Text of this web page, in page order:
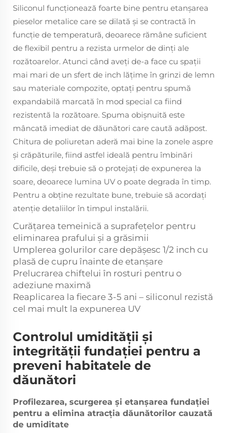
Siliconul funcționează foarte bine pentru etanșarea
pieselor metalice care se dilată și se contractă în
funcție de temperatură, deoarece rămâne suficient
de flexibil pentru a rezista urmelor de dinți ale
rozătoarelor. Atunci când aveți de-a face cu spații
mai mari de un sfert de inch lățime în grinzi de lemn
sau materiale compozite, optați pentru spumă
expandabilă marcată în mod special ca fiind
rezistentă la rozătoare. Spuma obișnuită este
mâncată imediat de dăunători care caută adăpost.
Chitura de poliuretan aderă mai bine la zonele aspre
și crăpăturile, fiind astfel ideală pentru îmbinări
dificile, deși trebuie să o protejați de expunerea la
soare, deoarece lumina UV o poate degrada în timp.
Pentru a obține rezultate bune, trebuie să acordați
atenție detaliilor în timpul instalării.
Curățarea temeinică a suprafețelor pentru
eliminarea prafului și a grăsimii
Umplerea golurilor care depășesc 1/2 inch cu
plasă de cupru înainte de etanșare
Prelucrarea chiftelui în rosturi pentru o
adeziune maximă
Reaplicarea la fiecare 3-5 ani – siliconul rezistă
cel mai mult la expunerea UV
Controlul umidității și
integrității fundației pentru a
preveni habitatele de
dăunători
Profilezarea, scurgerea și etanșarea fundației
pentru a elimina atracția dăunătorilor cauzată
de umiditate